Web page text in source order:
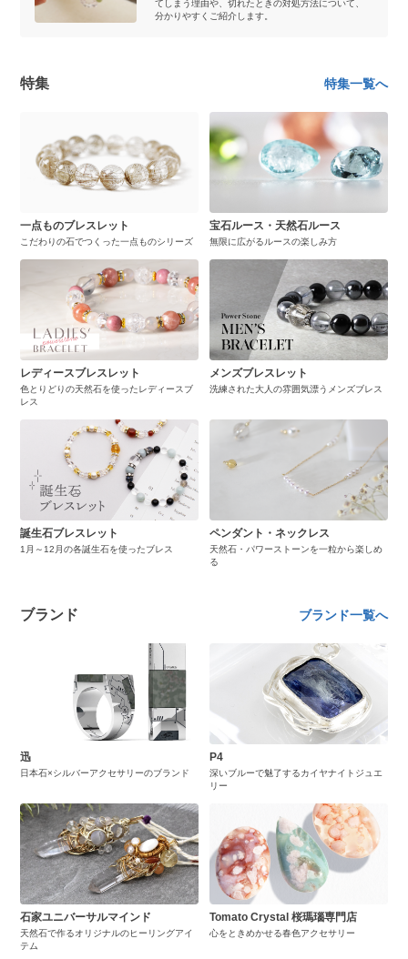
てしまう理由や、切れたときの対処方法について、
分かりやすくご紹介します。
特集 特集一覧へ
一点ものブレスレット
こだわりの石でつくった一点ものシリーズ
宝石ルース・天然石ルース
無限に広がるルースの楽しみ方
レディースブレスレット
色とりどりの天然石を使ったレディースブ
レス
メンズブレスレット
洗練された大人の雰囲気漂うメンズブレス
誕生石ブレスレット
1月～12月の各誕生石を使ったブレス
ペンダント・ネックレス
天然石・パワーストーンを一粒から楽しめ
る
ブランド ブランド一覧へ
迅
日本石×シルバーアクセサリーのブランド
P4
深いブルーで魅了するカイヤナイトジュエ
リー
石家ユニバーサルマインド
天然石で作るオリジナルのヒーリングアイ
テム
Tomato Crystal 桜瑪瑙専門店
心をときめかせる春色アクセサリー